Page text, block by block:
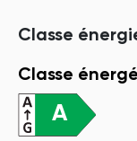
Classe
Classe
A